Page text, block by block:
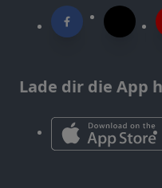
Lade dir die App